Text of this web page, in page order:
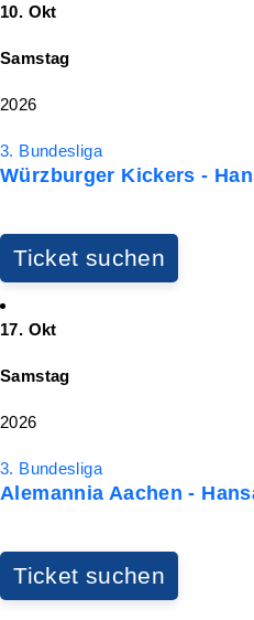
10. Okt
Samstag
2026
3. Bundesliga
Würzburger Kickers -
Ticket suchen
17. Okt
Samstag
2026
3. Bundesliga
Alemannia Aachen -
Ticket suchen